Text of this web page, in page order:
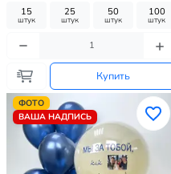
15
штук
25
штук
50
штук
100
штук
Купить
ФОТО
ВАША НАДПИСЬ